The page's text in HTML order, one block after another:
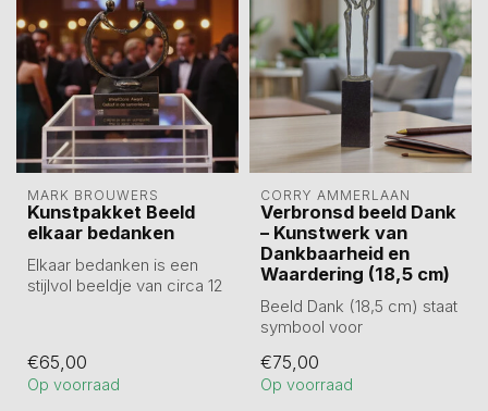
MARK BROUWERS
Kunstpakket Beeld
elkaar bedanken
Elkaar bedanken is een
stijlvol beeldje van circa 12
€65,00
Op voorraad
CORRY AMMERLAAN
Verbronsd beeld Dank
– Kunstwerk van
Dankbaarheid en
Waardering (18,5 cm)
Beeld Dank (18,5 cm) staat
symbool voor
betrokkenheid en een
warme...
€75,00
Op voorraad